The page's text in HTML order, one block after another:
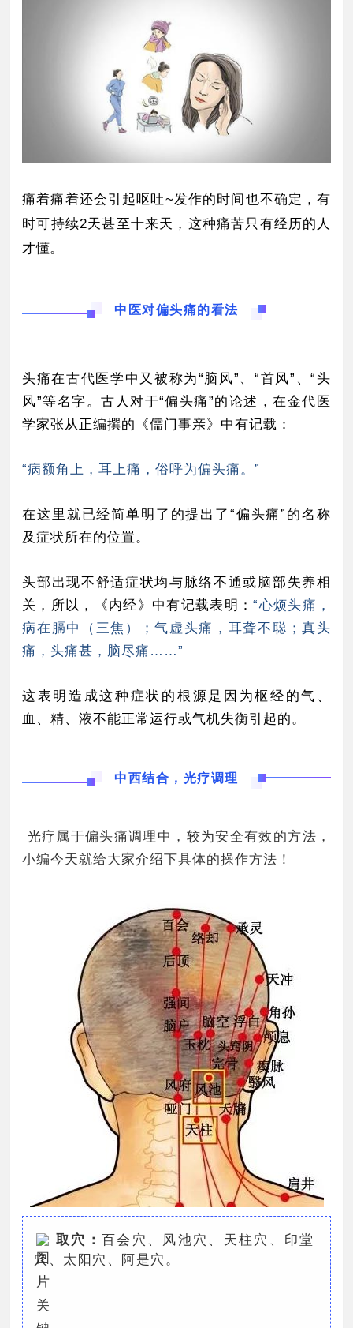
痛着痛着还会引起呕吐~发作的时间也不确定，有
时可持续2天甚至十来天，这种痛苦只有经历的人
才懂。
中医对偏头痛的看法
头痛在古代医学中又被称为“脑风”、“首风”、“头
风”等名字。古人对于“偏头痛”的论述，在金代医
学家张从正编撰的《儒门事亲》中有记载：
“病额角上，耳上痛，俗呼为偏头痛。”
在这里就已经简单明了的提出了“偏头痛”的名称
及症状所在的位置。
头部出现不舒适症状均与脉络不通或脑部失养相
关， 所以，《内经》中有记载表明：“心烦头痛，
病在膈中（三焦）；气虚头痛，耳聋不聪；真头
痛，头痛甚，脑尽痛……”
这表明造成这种症状的根源是因为枢经的气、
血、精、液不能正常运行或气机失衡引起的。
中西结合，光疗调理
光疗属于偏头痛调理中，较为安全有效的方法，
小编今天就给大家介绍下具体的操作方法！
取穴：百会穴、风池穴、天柱穴、印堂
穴、太阳穴、阿是穴。